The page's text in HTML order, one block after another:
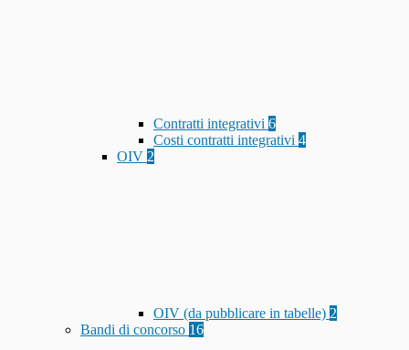
Contratti integrativi 6
Costi contratti integrativi 4
OIV 2
OIV (da pubblicare in tabelle) 2
Bandi di concorso 16